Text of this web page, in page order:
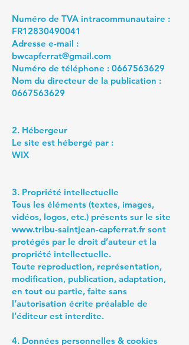
Numéro de TVA intracommunautaire :
FR12830490041
Adresse e-mail :
bwcapferrat@gmail.com
Numéro de téléphone : 0667563629
Nom du directeur de la publication :
0667563629
2. Hébergeur
Le site est hébergé par :
WIX
3. Propriété intellectuelle
Tous les éléments (textes, images,
vidéos, logos, etc.) présents sur le site
www.tribu-saintjean-capferrat.fr sont
protégés par le droit d’auteur et la
propriété intellectuelle.
Toute reproduction, représentation,
modification, publication, adaptation,
en tout ou partie, faite sans
l’autorisation écrite préalable de
l’éditeur est interdite.
4. Données personnelles & cookies